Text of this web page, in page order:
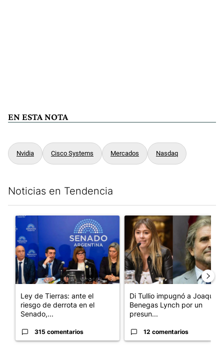
EN ESTA NOTA
Nvidia Cisco Systems Mercados Nasdaq
Noticias en Tendencia
Un artículo de tendencia con el título "Ley de Tierras: ante el
Ley de Tierras: ante el
riesgo de derrota en el
Senado,...
315 comentarios
Un artículo de tendencia
Di Tullio impugnó a Joaquín
Benegas Lynch por un
presun...
12 comentarios